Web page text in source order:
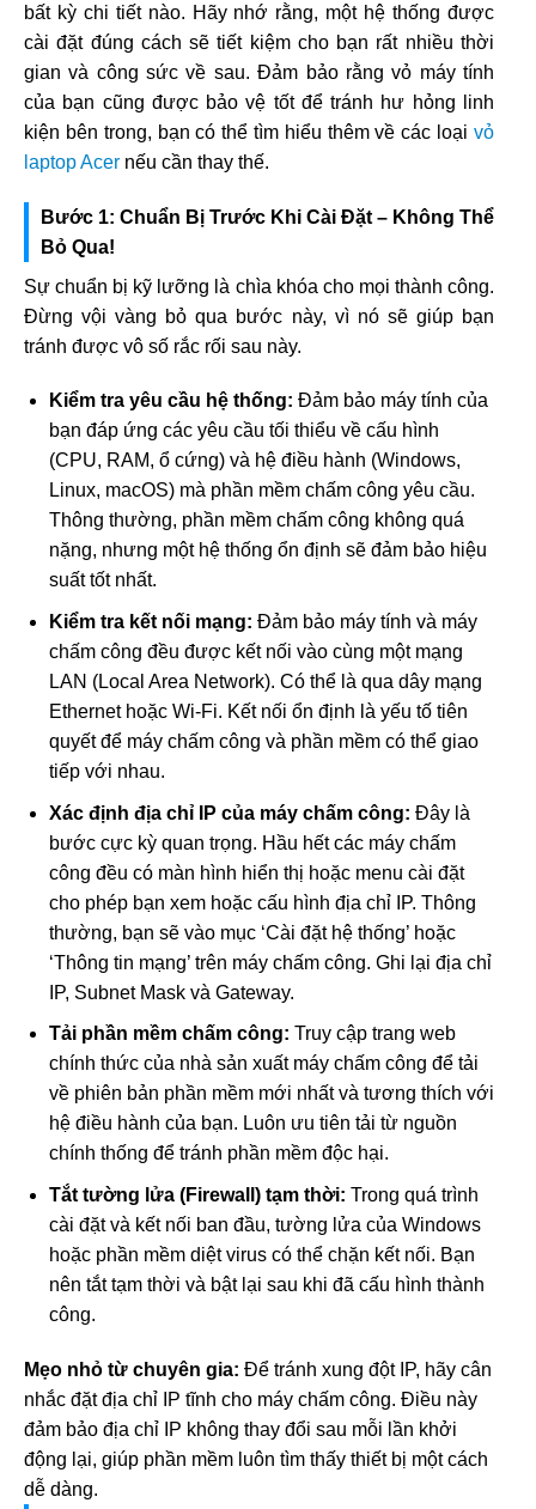
bất kỳ chi tiết nào. Hãy nhớ rằng, một hệ thống được
cài đặt đúng cách sẽ tiết kiệm cho bạn rất nhiều thời
gian và công sức về sau. Đảm bảo rằng vỏ máy tính
của bạn cũng được bảo vệ tốt để tránh hư hỏng linh
kiện bên trong, bạn có thể tìm hiểu thêm về các loại vỏ
laptop Acer nếu cần thay thế.
Bước 1: Chuẩn Bị Trước Khi Cài Đặt – Không Thể
Bỏ Qua!
Sự chuẩn bị kỹ lưỡng là chìa khóa cho mọi thành công.
Đừng vội vàng bỏ qua bước này, vì nó sẽ giúp bạn
tránh được vô số rắc rối sau này.
Kiểm tra yêu cầu hệ thống: Đảm bảo máy tính của
bạn đáp ứng các yêu cầu tối thiểu về cấu hình
(CPU, RAM, ổ cứng) và hệ điều hành (Windows,
Linux, macOS) mà phần mềm chấm công yêu cầu.
Thông thường, phần mềm chấm công không quá
nặng, nhưng một hệ thống ổn định sẽ đảm bảo hiệu
suất tốt nhất.
Kiểm tra kết nối mạng: Đảm bảo máy tính và máy
chấm công đều được kết nối vào cùng một mạng
LAN (Local Area Network). Có thể là qua dây mạng
Ethernet hoặc Wi-Fi. Kết nối ổn định là yếu tố tiên
quyết để máy chấm công và phần mềm có thể giao
tiếp với nhau.
Xác định địa chỉ IP của máy chấm công: Đây là
bước cực kỳ quan trọng. Hầu hết các máy chấm
công đều có màn hình hiển thị hoặc menu cài đặt
cho phép bạn xem hoặc cấu hình địa chỉ IP. Thông
thường, bạn sẽ vào mục ‘Cài đặt hệ thống’ hoặc
‘Thông tin mạng’ trên máy chấm công. Ghi lại địa chỉ
IP, Subnet Mask và Gateway.
Tải phần mềm chấm công: Truy cập trang web
chính thức của nhà sản xuất máy chấm công để tải
về phiên bản phần mềm mới nhất và tương thích với
hệ điều hành của bạn. Luôn ưu tiên tải từ nguồn
chính thống để tránh phần mềm độc hại.
Tắt tường lửa (Firewall) tạm thời: Trong quá trình
cài đặt và kết nối ban đầu, tường lửa của Windows
hoặc phần mềm diệt virus có thể chặn kết nối. Bạn
nên tắt tạm thời và bật lại sau khi đã cấu hình thành
công.
Mẹo nhỏ từ chuyên gia: Để tránh xung đột IP, hãy cân
nhắc đặt địa chỉ IP tĩnh cho máy chấm công. Điều này
đảm bảo địa chỉ IP không thay đổi sau mỗi lần khởi
động lại, giúp phần mềm luôn tìm thấy thiết bị một cách
dễ dàng.